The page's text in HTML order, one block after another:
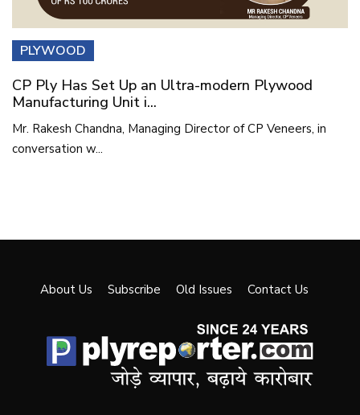
PLYWOOD
CP Ply Has Set Up an Ultra-modern Plywood
Manufacturing Unit i...
Mr. Rakesh Chandna, Managing Director of CP Veneers, in
conversation w...
About Us Subscribe Old Issues Contact Us